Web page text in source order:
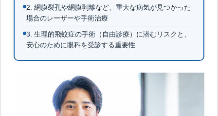
2. 網膜裂孔や網膜剥離など、重大な病気が見つかった
場合のレーザーや手術治療
3. 生理的飛蚊症の手術（自由診療）に潜むリスクと、
安心のために眼科を受診する重要性